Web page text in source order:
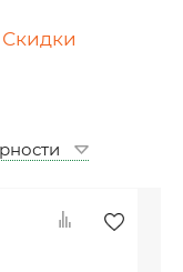
Скидки